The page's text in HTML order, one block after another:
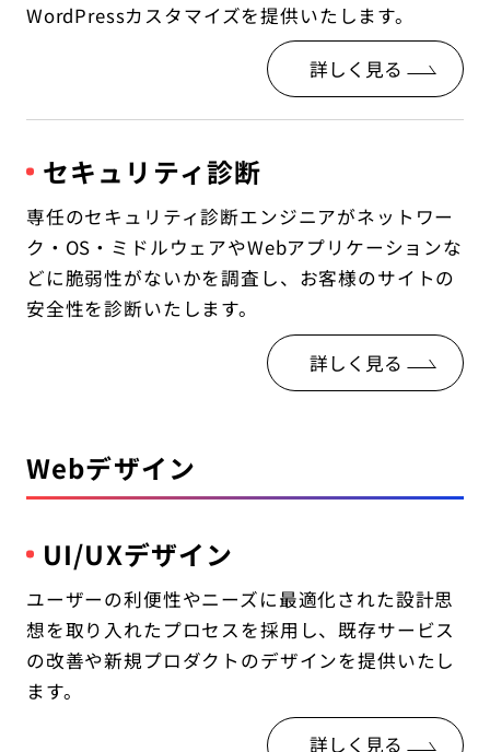
WordPressカスタマイズを提供いたします。
詳しく見る
セキュリティ診断
専任のセキュリティ診断エンジニアがネットワー
ク・OS・ミドルウェアやWebアプリケーションな
どに脆弱性がないかを調査し、お客様のサイトの
安全性を診断いたします。
詳しく見る
Webデザイン
UI/UXデザイン
ユーザーの利便性やニーズに最適化された設計思
想を取り入れたプロセスを採用し、既存サービス
の改善や新規プロダクトのデザインを提供いたし
ます。
詳しく見る